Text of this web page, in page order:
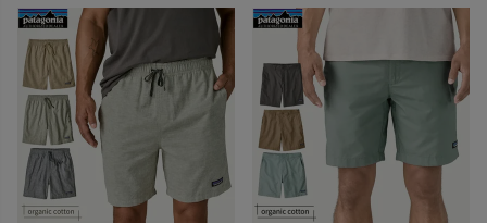
■フットプリント・クロニクル
フットプリント・クロニクルは、パタゴニアの企業としてのあり方
と習慣を検証する試みとして始まりました。
パタゴニアは、日々地球に残す足跡(フットプリント)に目を向けなが
ら、環境に与える不必要な悪影響を最小限に 抑える取組みをしてい
ます。